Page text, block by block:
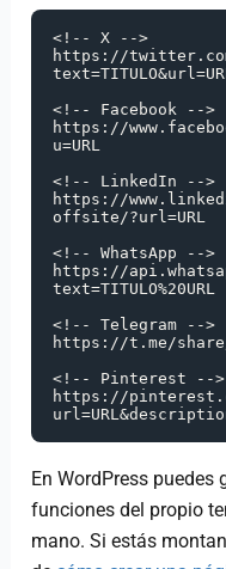
<!-- X -->
https://
<!-- Facebook -->
https://
u=URL
<!-- LinkedIn -->
https://
offsite/?url=URL
<!-- WhatsApp -->
https://
text=TITULO%20URL
<!-- Telegram -->
https://t.me/share/
<!-- Pinterest -->
https://
En WordPress puedes
funciones del propio
mano. Si estás